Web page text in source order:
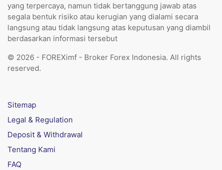
yang terpercaya, namun tidak bertanggung jawab atas
segala bentuk risiko atau kerugian yang dialami secara
langsung atau tidak langsung atas keputusan yang diambil
berdasarkan informasi tersebut
© 2026 - FOREXimf - Broker Forex Indonesia. All rights
reserved.
Sitemap
Legal & Regulation
Deposit & Withdrawal
Tentang Kami
FAQ